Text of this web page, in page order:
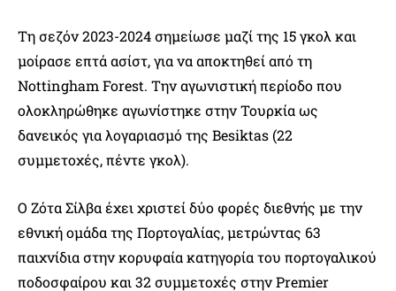
Τη σεζόν 2023-2024 σημείωσε μαζί της 15 γκολ και
μοίρασε επτά ασίστ, για να αποκτηθεί από τη
Nottingham Forest. Την αγωνιστική περίοδο που
ολοκληρώθηκε αγωνίστηκε στην Τουρκία ως
δανεικός για λογαριασμό της Besiktas (22
συμμετοχές, πέντε γκολ).
Ο Ζότα Σίλβα έχει χριστεί δύο φορές διεθνής με την
εθνική ομάδα της Πορτογαλίας, μετρώντας 63
παιχνίδια στην κορυφαία κατηγορία του πορτογαλικού
ποδοσφαίρου και 32 συμμετοχές στην Premier